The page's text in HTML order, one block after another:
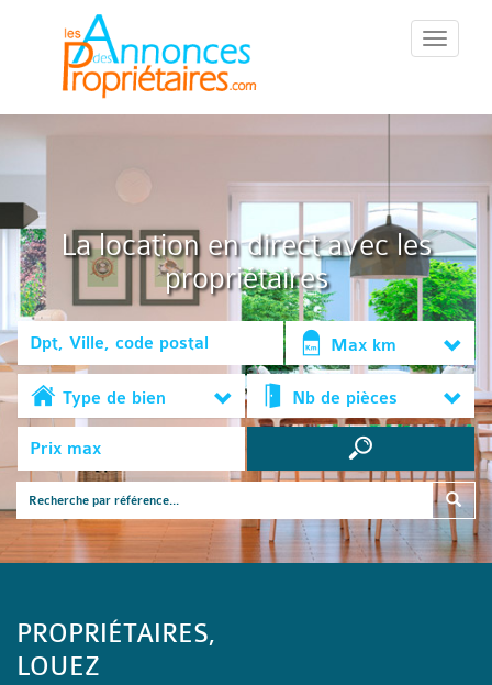
::Menu::
La location en direct avec les
propriétaires
Max km
Type de bien Nb de pièces
PROPRIÉTAIRES,
LOUEZ